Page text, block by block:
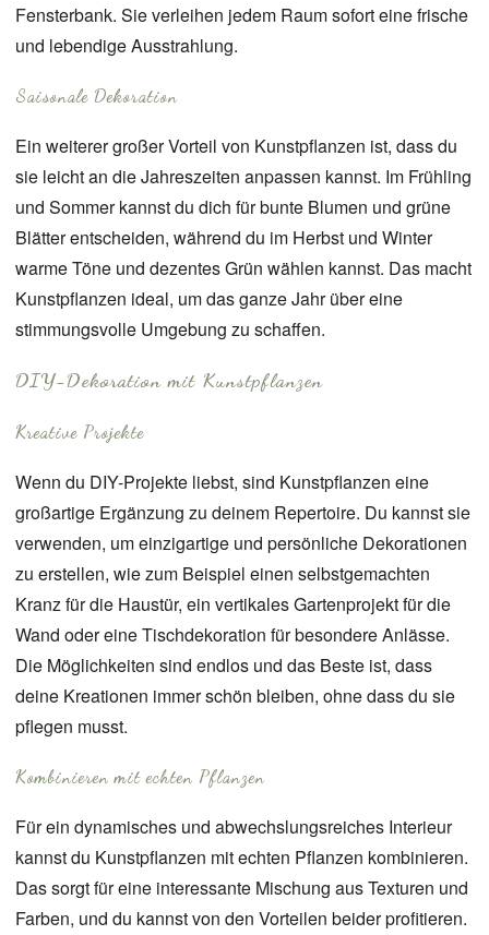
Fensterbank. Sie verleihen jedem Raum sofort eine frische
und lebendige Ausstrahlung.
Saisonale Dekoration
Ein weiterer großer Vorteil von Kunstpflanzen ist, dass du
sie leicht an die Jahreszeiten anpassen kannst. Im Frühling
und Sommer kannst du dich für bunte Blumen und grüne
Blätter entscheiden, während du im Herbst und Winter
warme Töne und dezentes Grün wählen kannst. Das macht
Kunstpflanzen ideal, um das ganze Jahr über eine
stimmungsvolle Umgebung zu schaffen.
DIY-Dekoration mit Kunstpflanzen
Kreative Projekte
Wenn du DIY-Projekte liebst, sind Kunstpflanzen eine
großartige Ergänzung zu deinem Repertoire. Du kannst sie
verwenden, um einzigartige und persönliche Dekorationen
zu erstellen, wie zum Beispiel einen selbstgemachten
Kranz für die Haustür, ein vertikales Gartenprojekt für die
Wand oder eine Tischdekoration für besondere Anlässe.
Die Möglichkeiten sind endlos und das Beste ist, dass
deine Kreationen immer schön bleiben, ohne dass du sie
pflegen musst.
Kombinieren mit echten Pflanzen
Für ein dynamisches und abwechslungsreiches Interieur
kannst du Kunstpflanzen mit echten Pflanzen kombinieren.
Das sorgt für eine interessante Mischung aus Texturen und
Farben, und du kannst von den Vorteilen beider profitieren.